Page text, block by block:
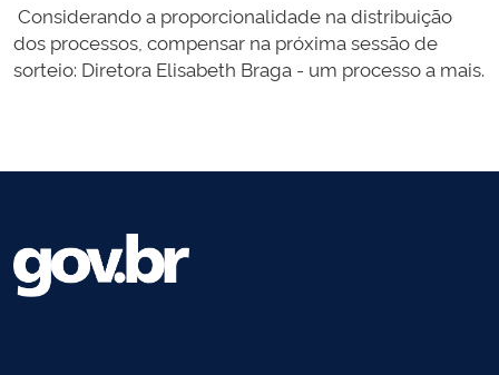
Considerando a proporcionalidade na distribuição
dos processos, compensar na próxima sessão de
sorteio: Diretora Elisabeth Braga - um processo a mais.